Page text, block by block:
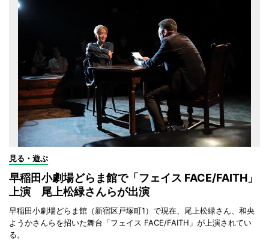
見る・遊ぶ
早稲田小劇場どらま館で「フェイス FACE/FAITH」
上演 尾上松緑さんらが出演
早稲田小劇場どらま館（新宿区戸塚町1）で現在、尾上松緑さん、和央
ようかさんらを招いた舞台「フェイス FACE/FAITH」が上演されてい
る。